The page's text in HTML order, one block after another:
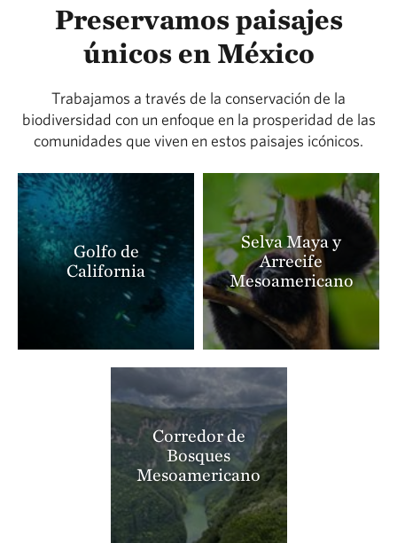
Preservamos paisajes
únicos en México
Trabajamos a través de la conservación de la
biodiversidad con un enfoque en la prosperidad de las
comunidades que viven en estos paisajes icónicos.
Golfo de
California
Selva Maya y
Arrecife
Mesoamericano
Corredor de
Bosques
Mesoamericano